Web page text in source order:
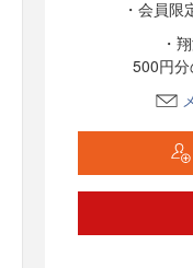
・会員
・
500円